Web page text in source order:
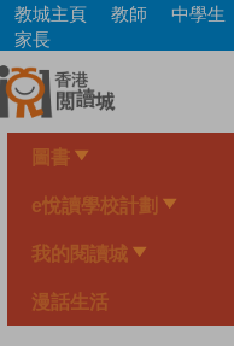
Skip
main
content
教城主頁 教師 中學生
家長
圖書
e悅讀學校計劃
我的閱讀城
漫話生活